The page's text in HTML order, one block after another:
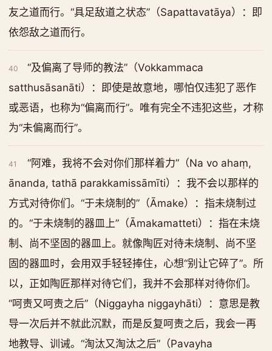
友之道而行。“具足敌道之状态”（Sapattavatāya）：即
依怨敌之道而行。
40
“及偏离了导师的教法”（Vokkammaca
satthusāsanāti）：即使是故意地，哪怕仅违犯了恶作
或恶语，也称为“偏离而行”。唯有完全不违犯这些，才称
为“未偏离而行”。
41
“阿难，我将不会对你们那样着力”（Na vo ahaṃ,
ānanda, tathā parakkamissāmīti）：我不会以那样的
方式对待你们。“于未烧制的”（Āmake）：指未烧制过
的。“于未烧制的器皿上”（Āmakamatteti）：指在未烧
制、尚不坚固的器皿上。就像陶匠对待未烧制、尚不坚
固的器皿时，会用双手轻轻捧住，心想“别让它碎了”。所
以，正如陶匠那样对待它们，我并不会那样对待你们。
“呵责又呵责之后”（Niggayha niggayhāti）：意思是教
导一次后并不就此沉默，而是反复呵责之后，我会一再
地教导、训诫。“淘汰又淘汰之后”（Pavayha